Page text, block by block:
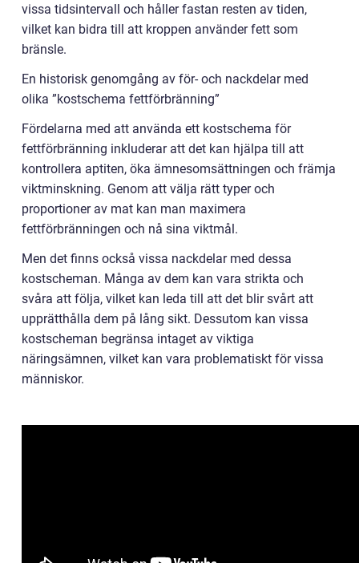
vissa tidsintervall och håller fastan resten av tiden,
vilket kan bidra till att kroppen använder fett som
bränsle.
En historisk genomgång av för- och nackdelar med
olika ”kostschema fettförbränning”
Fördelarna med att använda ett kostschema för
fettförbränning inkluderar att det kan hjälpa till att
kontrollera aptiten, öka ämnesomsättningen och främja
viktminskning. Genom att välja rätt typer och
proportioner av mat kan man maximera
fettförbränningen och nå sina viktmål.
Men det finns också vissa nackdelar med dessa
kostscheman. Många av dem kan vara strikta och
svåra att följa, vilket kan leda till att det blir svårt att
upprätthålla dem på lång sikt. Dessutom kan vissa
kostscheman begränsa intaget av viktiga
näringsämnen, vilket kan vara problematiskt för vissa
människor.